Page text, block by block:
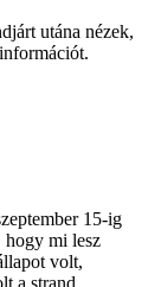
utána nézek,
15-ig
hogy mi lesz
volt,
a strand.